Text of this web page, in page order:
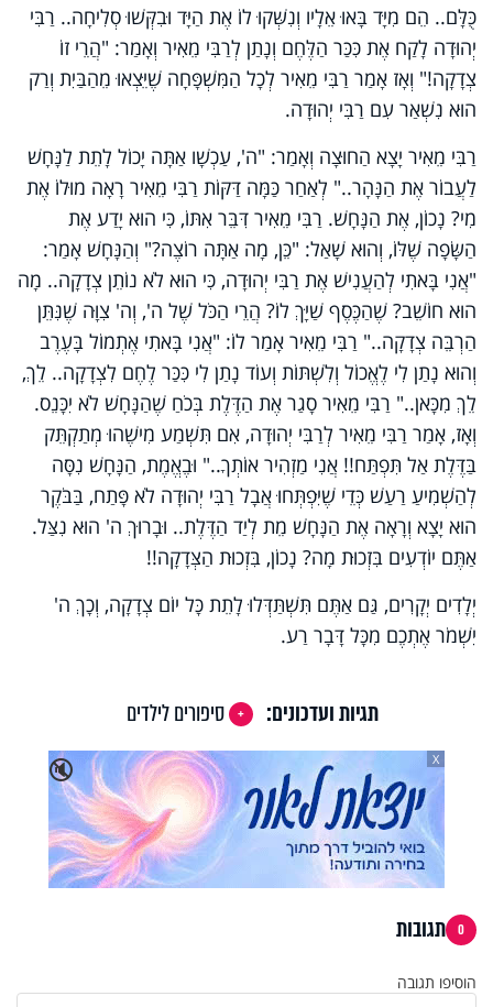
כֻּלָּם.. הֵם מִיָּד בָּאוּ אֵלָיו וְנִשְּׁקוּ לוֹ אֶת הַיָּד וּבִקְּשׁוּ סְלִיחָה.. רַבִּי
יְהוּדָה לָקַח אֶת כִּכַּר הַלֶּחֶם וְנָתַן לְרַבִּי מֵאִיר וְאָמַר: "הֲרֵי זוֹ
צְדָקָה!" וְאָז אָמַר רַבִּי מֵאִיר לְכָל הַמִּשְׁפָּחָה שֶׁיֵּצְאוּ מֵהַבַּיִת וְרַק
הוּא נִשְׁאַר עִם רַבִּי יְהוּדָה.
רַבִּי מֵאִיר יָצָא הַחוּצָה וְאָמַר: "ה', עַכְשָׁו אַתָּה יָכוֹל לָתֵת לַנָּחָשׁ
לַעֲבוֹר אֶת הַנָּהָר.." לְאַחַר כַּמָּה דַּקּוֹת רַבִּי מֵאִיר רָאָה מוּלוֹ אֶת
מִי? נָכוֹן, אֶת הַנָּחָשׁ. רַבִּי מֵאִיר דִּבֵּר אִתּוֹ, כִּי הוּא יָדַע אֶת
הַשָּׂפָה שֶׁלּוֹ, וְהוּא שָׁאַל: "כֵּן, מָה אַתָּה רוֹצֶה?" וְהַנָּחָשׁ אָמַר:
"אֲנִי בָּאתִי לְהַעֲנִישׁ אֶת רַבִּי יְהוּדָה, כִּי הוּא לֹא נוֹתֵן צְדָקָה.. מָה
הוּא חוֹשֵׁב? שֶׁהַכֶּסֶף שַׁיָּךְ לוֹ? הֲרֵי הַכֹּל שֶׁל ה', וְה' צִוָּה שֶׁנִּתֵּן
הַרְבֵּה צְדָקָה.." רַבִּי מֵאִיר אָמַר לוֹ: "אֲנִי בָּאתִי אֶתְמוֹל בָּעֶרֶב
וְהוּא נָתַן לִי לֶאֱכוֹל וְלִשְׁתּוֹת וְעוֹד נָתַן לִי כִּכַּר לֶחֶם לִצְדָקָה.. לֵךְ,
לֵךְ מִכָּאן.." רַבִּי מֵאִיר סָגַר אֶת הַדֶּלֶת בְּכֹחַ שֶׁהַנָּחָשׁ לֹא יִכָּנֵס.
וְאָז, אָמַר רַבִּי מֵאִיר לְרַבִּי יְהוּדָה, אִם תִּשְׁמַע מִישֶׁהוּ מְתַקְתֵּק
בַּדֶּלֶת אַל תִּפְתַּח!! אֲנִי מַזְהִיר אוֹתְךָ.." וּבֶאֱמֶת, הַנָּחָשׁ נִסָּה
לְהַשְׁמִיעַ רַעַשׁ כְּדֵי שֶׁיִּפְתְּחוּ אֲבָל רַבִּי יְהוּדָה לֹא פָּתַח, בַּבֹּקֶר
הוּא יָצָא וְרָאָה אֶת הַנָּחָשׁ מֵת לְיַד הַדֶּלֶת.. וּבָרוּךְ ה' הוּא נִצַּל.
אַתֶּם יוֹדְעִים בִּזְכוּת מָה? נָכוֹן, בִּזְכוּת הַצְּדָקָה!!
יְלָדִים יְקָרִים, גַּם אַתֶּם תִּשְׁתַּדְּלוּ לָתֵת כָּל יוֹם צְדָקָה, וְכָךְ ה'
יִשְׁמֹר אֶתְכֶם מִכָּל דָּבָר רַע.
תגיות ועדכונים:
סיפורים לילדים
🔇
X
0 תגובות
הוסיפו תגובה